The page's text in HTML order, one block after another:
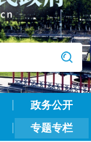
政务公开
专题专栏